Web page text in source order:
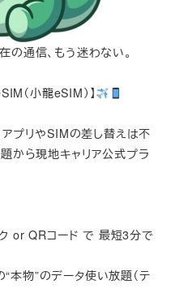
の通信、もう迷わない。
（小龍eSIM）】
プリやSIMの差し替えは不
から現地キャリア公式プラ
ク or QRコード で 最短3分で
本物”のデータ使い放題（テ